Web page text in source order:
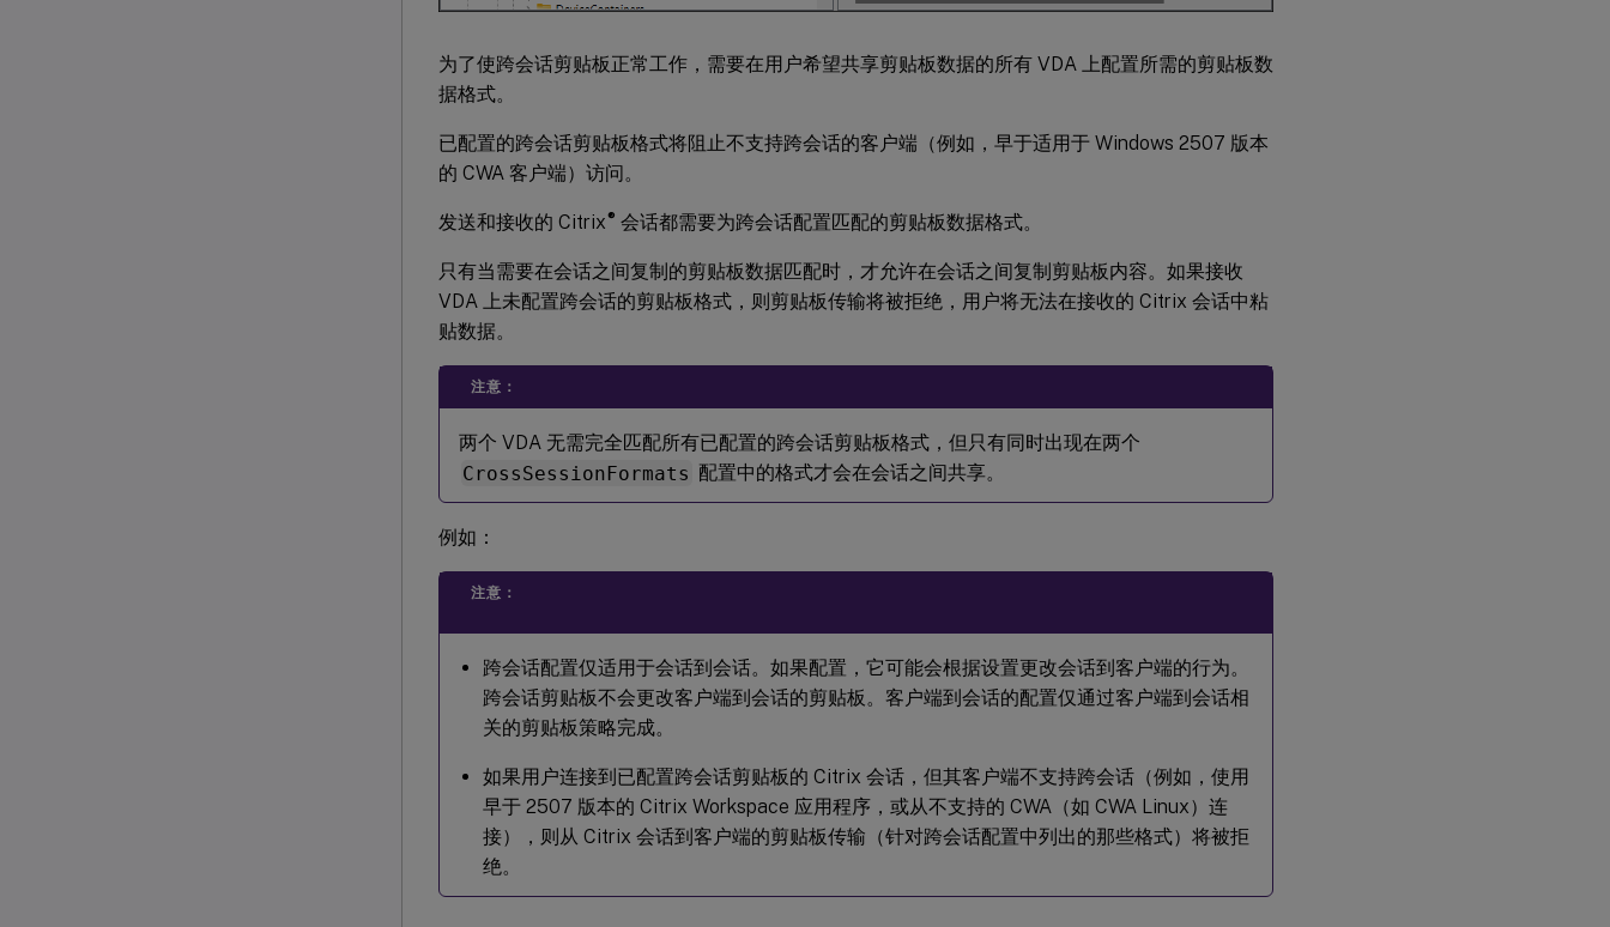
为了使跨会话剪贴板正常工作，需要在用户希望共享剪贴板数据的所有 VDA 上配置所需的剪贴板数
据格式。
已配置的跨会话剪贴板格式将阻止不支持跨会话的客户端（例如，早于适用于 Windows 2507 版本
的 CWA 客户端）访问。
发送和接收的 Citrix® 会话都需要为跨会话配置匹配的剪贴板数据格式。
只有当需要在会话之间复制的剪贴板数据匹配时，才允许在会话之间复制剪贴板内容。如果接收
VDA 上未配置跨会话的剪贴板格式，则剪贴板传输将被拒绝，用户将无法在接收的 Citrix 会话中粘
贴数据。
注意：
两个 VDA 无需完全匹配所有已配置的跨会话剪贴板格式，但只有同时出现在两个
CrossSessionFormats 配置中的格式才会在会话之间共享。
例如：
注意：
跨会话配置仅适用于会话到会话。如果配置，它可能会根据设置更改会话到客户端的行为。
跨会话剪贴板不会更改客户端到会话的剪贴板。客户端到会话的配置仅通过客户端到会话相
关的剪贴板策略完成。
如果用户连接到已配置跨会话剪贴板的 Citrix 会话，但其客户端不支持跨会话（例如，使用
早于 2507 版本的 Citrix Workspace 应用程序，或从不支持的 CWA（如 CWA Linux）连
接），则从 Citrix 会话到客户端的剪贴板传输（针对跨会话配置中列出的那些格式）将被拒
绝。